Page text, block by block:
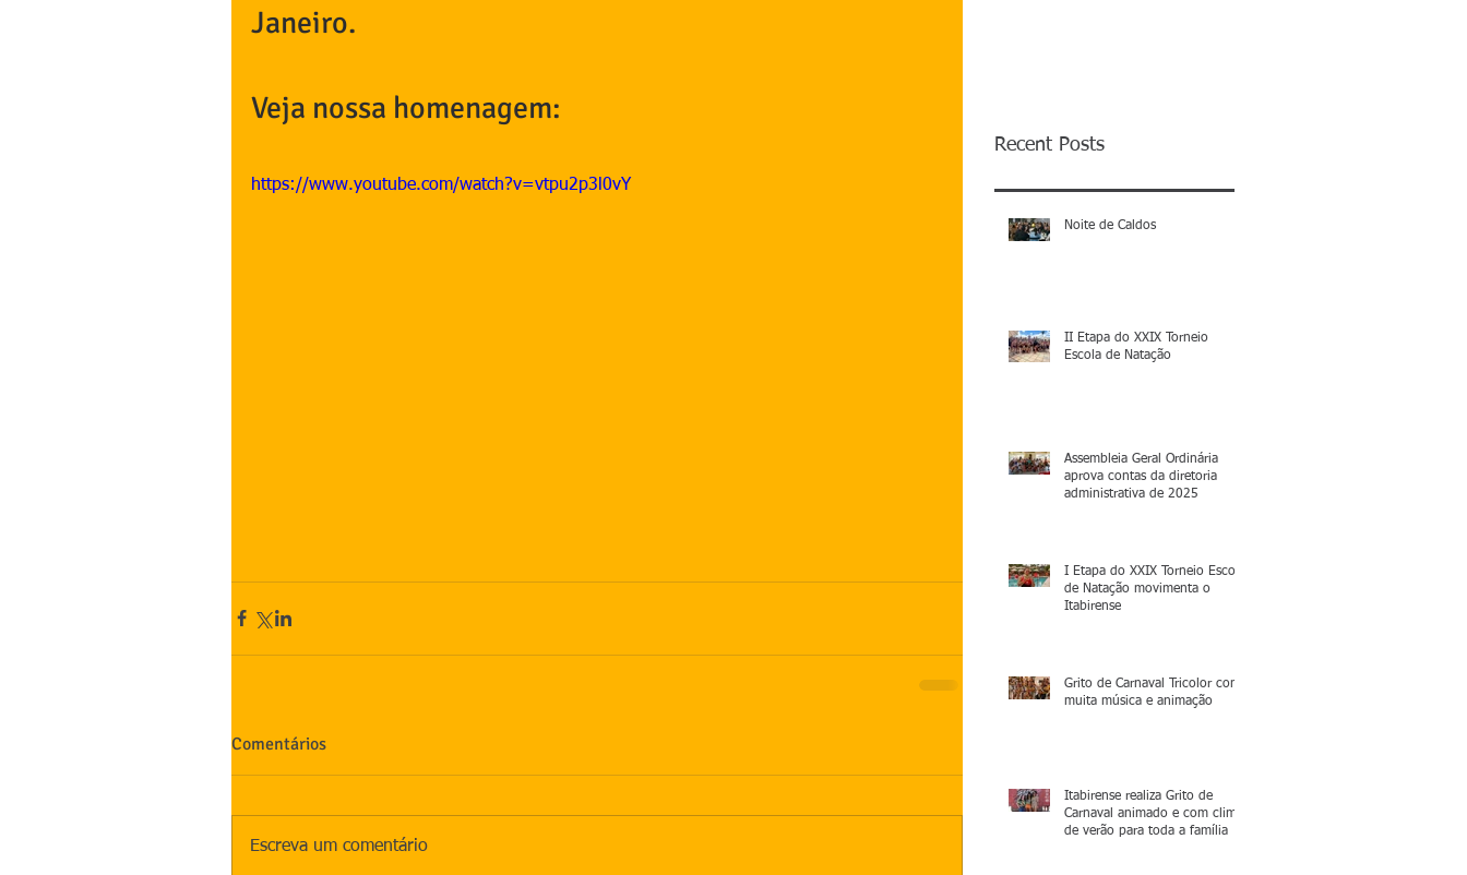
Janeiro.
Veja nossa homenagem:
https://www.youtube.com/watch?v=vtpu2p3l0vY
Comentários
Escreva um comentário
Recent Posts
Noite de Caldos
II Etapa do XXIX Torneio
Escola de Natação
Assembleia Geral Ordinária
aprova contas da diretoria
administrativa de 2025
I Etapa do XXIX Torneio Escola
de Natação movimenta o
Itabirense
Grito de Carnaval Tricolor com
muita música e animação
Itabirense realiza Grito de
Carnaval animado e com clima
de verão para toda a família